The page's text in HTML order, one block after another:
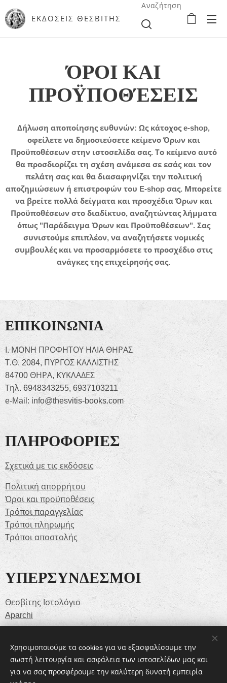
ΕΚΔΟΣΕΙΣ ΘΕΣΒΙΤΗΣ
Αναζήτηση
ΌΡΟΙ ΚΑΙ
ΠΡΟΫΠΟΘΈΣΕΙΣ
Δήλωση αποποίησης ευθυνών: Ως κάτοχος e-shop,
οφείλετε να δημοσιεύσετε κείμενο Όρων και
Προϋποθέσεων στην ιστοσελίδα σας. Το κείμενο αυτό
θα προσδιορίζει τη σχέση ανάμεσα σε εσάς και τον
πελάτη σας και θα διασαφηνίζει την πολιτική
αποζημιώσεων ή επιστροφών του E-shop σας. Μπορείτε
να βρείτε πολλά δείγματα και προσχέδια Όρων και
Προϋποθέσεων στο διαδίκτυο, αναζητώντας λήμματα
όπως "Παράδειγμα Όρων και Προϋποθέσεων". Σας
συνιστούμε επιπλέον, να αναζητήσετε νομικές
συμβουλές και να προσαρμόσετε το προσχέδιο στις
ανάγκες της επιχείρησής σας.
ΕΠΙΚΟΙΝΩΝΙΑ
Ι. ΜΟΝΗ ΠΡΟΦΗΤΟΥ ΗΛΙΑ ΘΗΡΑΣ
Τ.Θ. 2084, ΠΥΡΓΟΣ ΚΑΛΛΙΣΤΗΣ
84700 ΘΗΡΑ, ΚΥΚΛΑΔΕΣ
Τηλ. 6948343255, 6937103211
e-Mail: info@thesvitis-books.com
ΠΛΗΡΟΦΟΡΙΕΣ
Σχετικά με τις εκδόσεις
Πολιτική απορρήτου
Όροι και προϋποθέσεις
Τρόποι παραγγελίας
Τρόποι πληρωμής
Τρόποι αποστολής
ΥΠΕΡΣΥΝΔΕΣΜΟΙ
Θεσβίτης Ιστολόγιο
Aparchi
SOCIAL MEDIA
Facebook
Χρησιμοποιούμε τα cookies για να εξασφαλίσουμε την
σωστή λειτουργία και ασφάλεια των ιστοσελίδων μας και
για να σας προσφέρουμε την καλύτερη δυνατή εμπειρία